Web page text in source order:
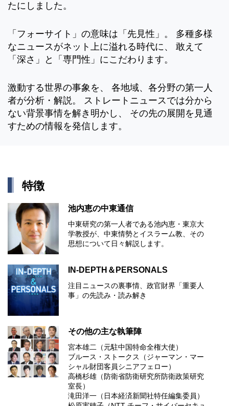
たにしました。
「フォーサイト」の意味は「先見性」。 多種多様
なニュースがネット上に溢れる時代に、 敢えて
「深さ」と「専門性」にこだわります。
激動する世界の事象を、 各地域、各分野の第一人
者が分析・解説。 ストレートニュースでは分から
ない背景事情を解き明かし、 その先の展開を見通
すための情報を発信します。
特徴
池内恵の中東通信
中東研究の第⼀⼈者である池内恵・東京⼤
学教授が、中東情勢とイスラーム教、その
思想について⽇々解説します。
IN-DEPTH＆PERSONALS
注目ニュースの裏事情、政官財界「重要人
事」の先読み・読み解き
その他の主な執筆陣
宮本雄二（元駐中国特命全権大使）
ブルース・ストークス（ジャーマン・マー
シャル財団客員シニアフェロー）
高橋杉雄（防衛省防衛研究所防衛政策研究
室長）
滝田洋一（日本経済新聞社特任編集委員）